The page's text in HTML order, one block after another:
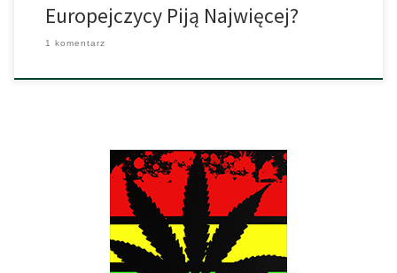
Europejczycy Piją Najwięcej?
1 komentarz